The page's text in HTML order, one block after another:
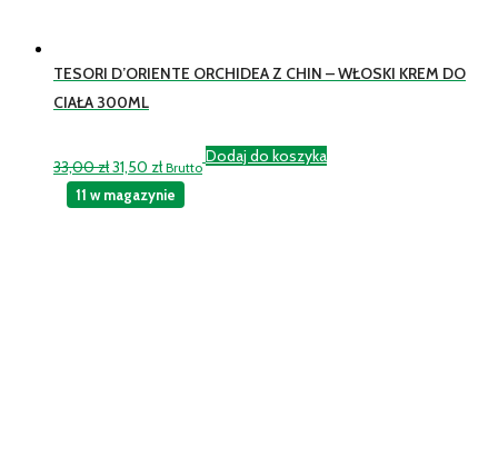
TESORI D’ORIENTE ORCHIDEA Z CHIN – WŁOSKI KREM DO
CIAŁA 300ML
33,00złPierwotna
cena
wynosiła:
31,50 złAktualna
cena
wynosi:
Brutto
Dodaj do koszyka
11 w magazynie